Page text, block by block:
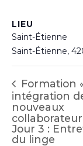
LIEU
Saint-Étienne
Saint-Étienne,
Formation
intégration
nouveaux
Jour 3 :
du linge